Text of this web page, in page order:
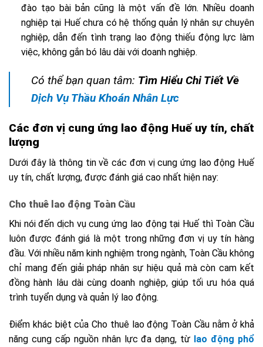
đào tạo bài bản cũng là một vấn đề lớn. Nhiều doanh
nghiệp tại Huế chưa có hệ thống quản lý nhân sự chuyên
nghiệp, dẫn đến tình trạng lao động thiếu động lực làm
việc, không gắn bó lâu dài với doanh nghiệp.
Có thể bạn quan tâm: Tìm Hiểu Chi Tiết Về
Dịch Vụ Thầu Khoán Nhân Lực
Các đơn vị cung ứng lao động Huế uy tín, chất
lượng
Dưới đây là thông tin về các đơn vị cung ứng lao động Huế
uy tín, chất lượng, được đánh giá cao nhất hiện nay:
Cho thuê lao động Toàn Cầu
Khi nói đến dịch vụ cung ứng lao động tại Huế thì Toàn Cầu
luôn được đánh giá là một trong những đơn vị uy tín hàng
đầu. Với nhiều năm kinh nghiệm trong ngành, Toàn Cầu không
chỉ mang đến giải pháp nhân sự hiệu quả mà còn cam kết
đồng hành lâu dài cùng doanh nghiệp, giúp tối ưu hóa quá
trình tuyển dụng và quản lý lao động.
Điểm khác biệt của Cho thuê lao động Toàn Cầu nằm ở khả
năng cung cấp nguồn nhân lực đa dạng, từ lao động phổ